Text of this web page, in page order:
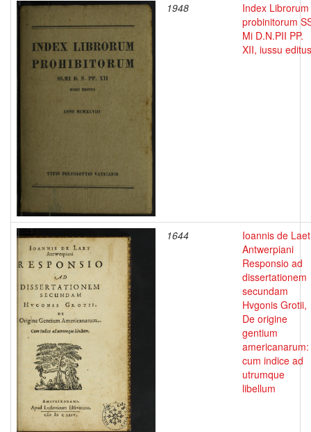
1948
Index Librorum
probinitorum
Mi D.N.PII PP.
XII, iussu editus
1644
Ioannis de Laet
Antwerpiani
Responsio ad
dissertationem
secundam
Hvgonis Grotii,
De origine
gentium
americanarum:
cum indice ad
utrumque
libellum